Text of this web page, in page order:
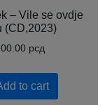
– Vile se ovdje
(CD,2023)
рсд
to cart